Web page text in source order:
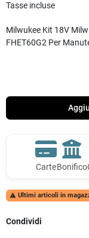
Tasse incluse
Milwukee Kit 18V
FHET60G2 Per
CarteBonifico
 Ultimi articoli in
Condividi